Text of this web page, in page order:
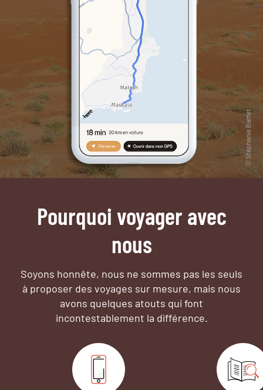
Pourquoi voyager avec
nous
Soyons honnête, nous ne sommes pas les seuls
à proposer des voyages sur mesure, mais nous
avons quelques atouts qui font
incontestablement la différence.